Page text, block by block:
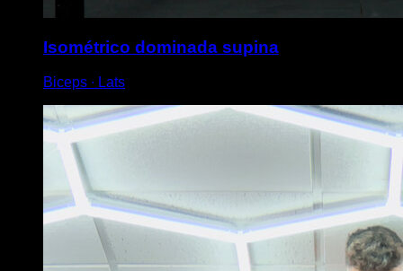
Isométrico dominada supina
Biceps ∙ Lats